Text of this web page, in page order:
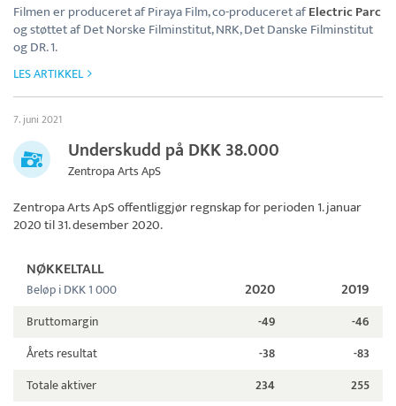
Filmen er produceret af Piraya Film, co-produceret afElectric Parc
og støttet af Det Norske Filminstitut, NRK, Det Danske Filminstitut
og DR. 1.
LES ARTIKKEL
7. juni 2021
Underskudd på DKK 38.000
Zentropa Arts ApS
Zentropa Arts ApSoffentliggjør regnskap for perioden 1. januar
2020 til 31. desember 2020.
NØKKELTALL
Beløp i DKK 1 000 2020 2019
Bruttomargin -49
-46
Årets resultat
-38
-83
Totale aktiver
234
255